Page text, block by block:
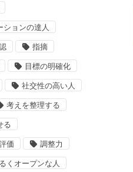
ションの達人
指摘
目標の明確化
社交性の高い人
考えを整理する
る
価 調整力
くオープンな人